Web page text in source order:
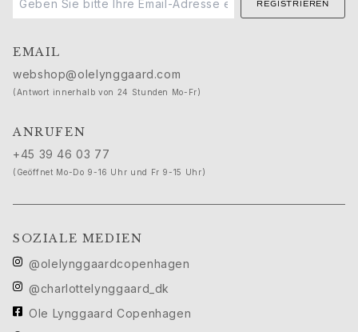
REGISTRIEREN
EMAIL
webshop@olelynggaard.com
(Antwort innerhalb von 24 Stunden Mo-Fr)
ANRUFEN
+45 39 46 03 77
(Geöffnet Mo-Do 9-16 Uhr und Fr 9-15 Uhr)
SOZIALE MEDIEN
@olelynggaardcopenhagen
@charlottelynggaard_dk
Ole Lynggaard Copenhagen